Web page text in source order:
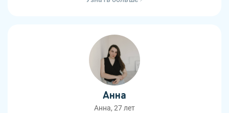
Анна
Анна, 27 лет